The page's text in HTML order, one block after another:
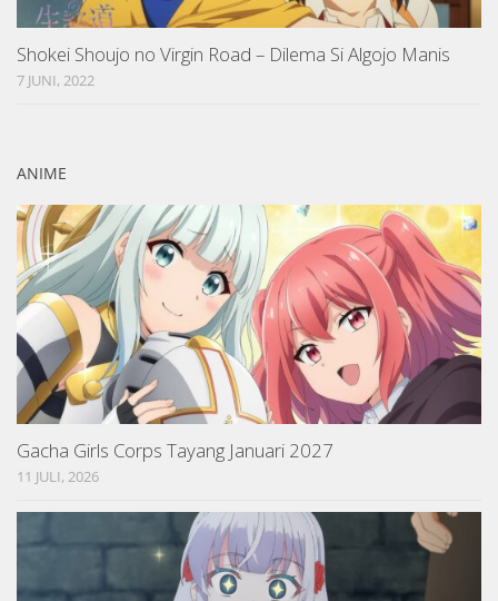
Shokei Shoujo no Virgin Road – Dilema Si Algojo Manis
7 JUNI, 2022
ANIME
Gacha Girls Corps Tayang Januari 2027
11 JULI, 2026